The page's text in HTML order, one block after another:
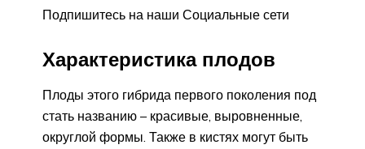
Подпишитесь на наши Социальные сети
Характеристика плодов
Плоды этого гибрида первого поколения под
стать названию – красивые, выровненные,
округлой формы. Также в кистях могут быть